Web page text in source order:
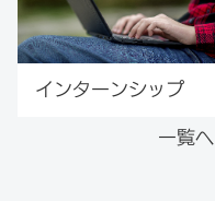
インターンシップ
一覧へ